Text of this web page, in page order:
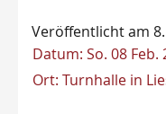
Veröffentlicht am
Datum: So. 08 Feb.
Ort: Turnhalle in